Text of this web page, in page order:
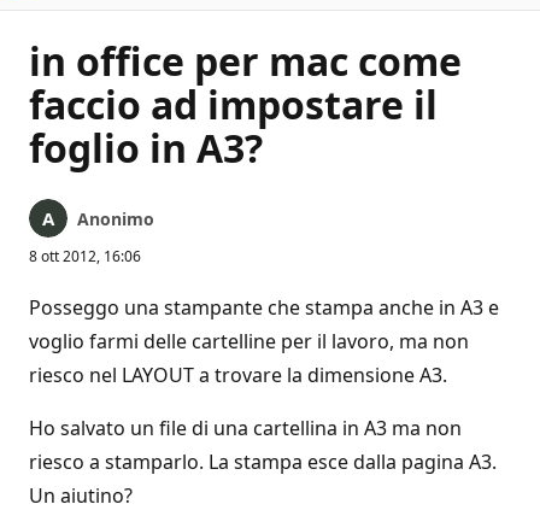
in office per mac come
faccio ad impostare il
foglio in A3?
Anonimo
8 ott 2012, 16:06
Posseggo una stampante che stampa anche in A3 e
voglio farmi delle cartelline per il lavoro, ma non
riesco nel LAYOUT a trovare la dimensione A3.
Ho salvato un file di una cartellina in A3 ma non
riesco a stamparlo. La stampa esce dalla pagina A3.
Un aiutino?